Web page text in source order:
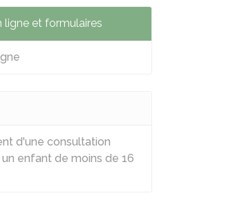
ligne et formulaires
d'une consultation
enfant de moins de 16